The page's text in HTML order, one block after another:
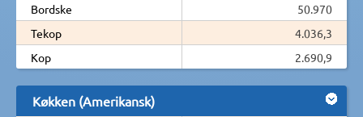
Bordske
50.970
Tekop
4.036,3
Kop
2.690,9
Køkken (Amerikansk)